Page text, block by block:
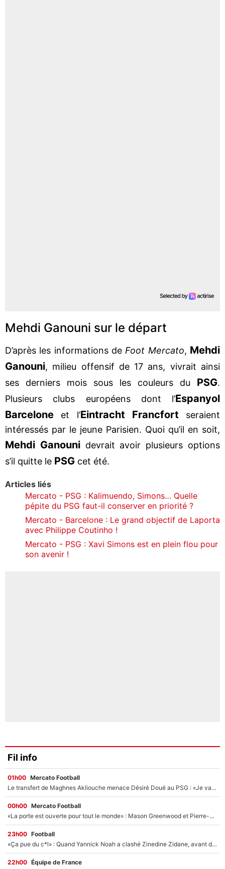
Mehdi Ganouni sur le départ
D’après les informations de Foot Mercato, Mehdi
Ganouni, milieu offensif de 17 ans, vivrait ainsi
ses derniers mois sous les couleurs du PSG.
Plusieurs clubs européens dont l’Espanyol
Barcelone et l’Eintracht Francfort seraient
intéressés par le jeune Parisien. Quoi qu’il en soit,
Mehdi Ganounidevrait avoir plusieurs options
s’il quitte le PSG cet été.
Articles liés
Mercato - PSG : Kalimuendo, Simons… Quelle
pépite du PSG faut-il conserver en priorité ?
Mercato - Barcelone : Le grand objectif de Laporta
avec Philippe Coutinho !
Mercato - PSG : Xavi Simons est en plein flou pour
son avenir !
Fil info
01h00 Mercato Football
Le transfert de Maghnes Akliouche menace Désiré Doué au PSG : «Je valide à 200%»
00h00 Mercato Football
«La porte est ouverte pour tout le monde» : Mason Greenwood et Pierre-Emerick Aubameyang ont quitté l'OM, Amine Gouiri balance sur la suite du mercato et sur la réaction du vestiaire !
23h00 Football
«Ça pue du c*l» : Quand Yannick Noah a clashé Zinedine Zidane, avant de se faire recadrer par le nouveau sélectionneur de l'équipe de France !
22h00 Équipe de France